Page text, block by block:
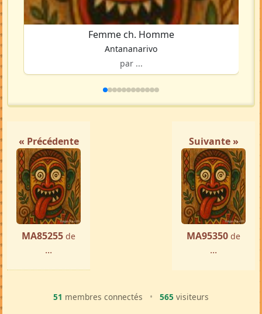
Femme ch. Homme
Antananarivo
par ...
« Précédente
MA85255 de
...
Suivante »
MA95350 de
...
51 membres connectés • 565 visiteurs